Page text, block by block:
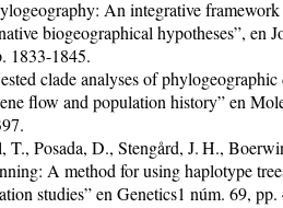
An integrative
biogeographical hypotheses”, en
1833-1845.
clade analyses of phy­logeographic
flow and population history” en
Posada, D., Stengård, J. H.,
A method for using haplotype
studies” en Genetics1 núm. 69,